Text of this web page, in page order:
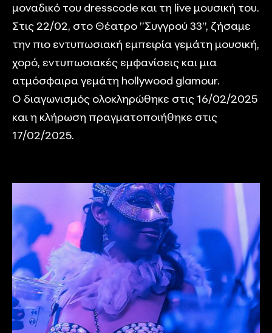
μοναδικό του dresscode και τη live μουσική του.
Στις 22/02, στο Θέατρο ”Συγγρού 33”, ζήσαμε
την πιο εντυπωσιακή εμπειρία γεμάτη μουσική,
χορό, εντυπωσιακές εμφανίσεις και μια
ατμόσφαιρα γεμάτη hollywood glamour.
Ο διαγωνισμός ολοκληρώθηκε στις 16/02/2025
και η κλήρωση πραγματοποιήθηκε στις
17/02/2025.